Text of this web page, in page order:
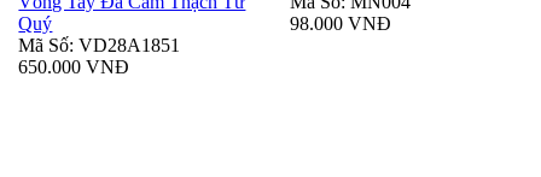
Quý
Mã Số: VD28A1851
650.000 VNĐ
98.000 VNĐ